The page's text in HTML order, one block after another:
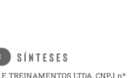
TREINAMENTOS LTDA, CNPJ nº